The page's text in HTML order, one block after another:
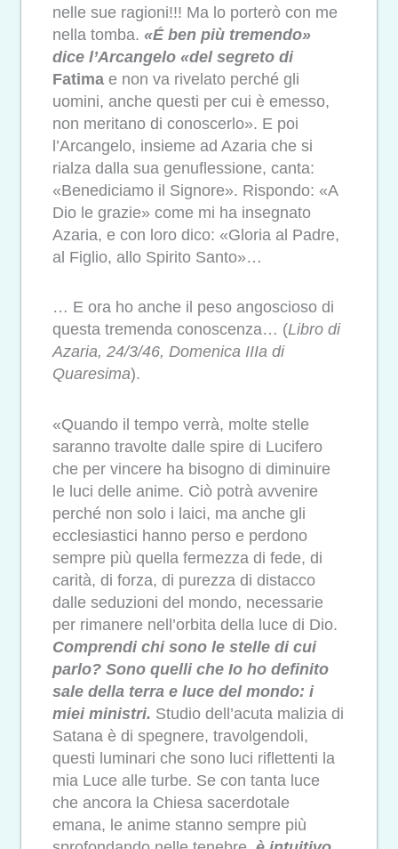
nelle sue ragioni!!! Ma lo porterò con me
nella tomba. «É ben più tremendo»
dice l’Arcangelo «del segreto di
Fatima e non va rivelato perché gli
uomini, anche questi per cui è emesso,
non meritano di conoscerlo». E poi
l’Arcangelo, insieme ad Azaria che si
rialza dalla sua genuflessione, canta:
«Benediciamo il Signore». Rispondo: «A
Dio le grazie» come mi ha insegnato
Azaria, e con loro dico: «Gloria al Padre,
al Figlio, allo Spirito Santo»…
… E ora ho anche il peso angoscioso di
questa tremenda conoscenza… (Libro di
Azaria, 24/3/46, Domenica IIIa di
Quaresima).
«Quando il tempo verrà, molte stelle
saranno travolte dalle spire di Lucifero
che per vincere ha bisogno di diminuire
le luci delle anime. Ciò potrà avvenire
perché non solo i laici, ma anche gli
ecclesiastici hanno perso e perdono
sempre più quella fermezza di fede, di
carità, di forza, di purezza di distacco
dalle seduzioni del mondo, necessarie
per rimanere nell’orbita della luce di Dio.
Comprendi chi sono le stelle di cui
parlo? Sono quelli che Io ho definito
sale della terra e luce del mondo: i
miei ministri. Studio dell’acuta malizia di
Satana è di spegnere, travolgendoli,
questi luminari che sono luci riflettenti la
mia Luce alle turbe. Se con tanta luce
che ancora la Chiesa sacerdotale
emana, le anime stanno sempre più